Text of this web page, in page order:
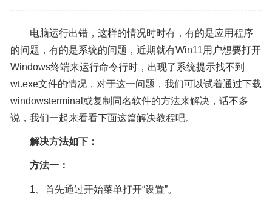
电脑运行出错，这样的情况时时有，有的是应用程序
的问题，有的是系统的问题，近期就有Win11用户想要打开
Windows终端来运行命令行时，出现了系统提示找不到
wt.exe文件的情况，对于这一问题，我们可以试着通过下载
windowsterminal或复制同名软件的方法来解决，话不多
说，我们一起来看看下面这篇解决教程吧。
解决方法如下：
方法一：
1、首先通过开始菜单打开“设置”。